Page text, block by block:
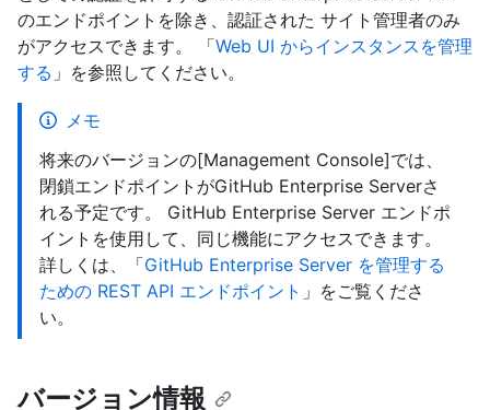
のエンドポイントを除き、認証された サイト管理者のみ
がアクセスできます。 「Web UI からインスタンスを管理
する 」を参照してください。
メモ
将来のバージョンの[Management Console]では、
閉鎖エンドポイントがGitHub Enterprise Serverさ
れる予定です。 GitHub Enterprise Server エンドポ
イントを使用して、同じ機能にアクセスできます。
詳しくは、「GitHub Enterprise Server を管理する
ための REST API エンドポイント 」をご覧くださ
い。
バージョン情報